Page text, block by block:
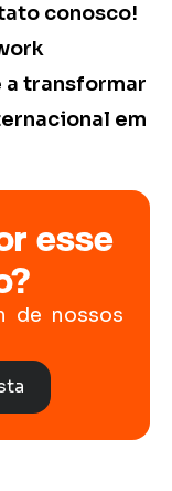
conosco!
a transformar
em
esse
de nossos